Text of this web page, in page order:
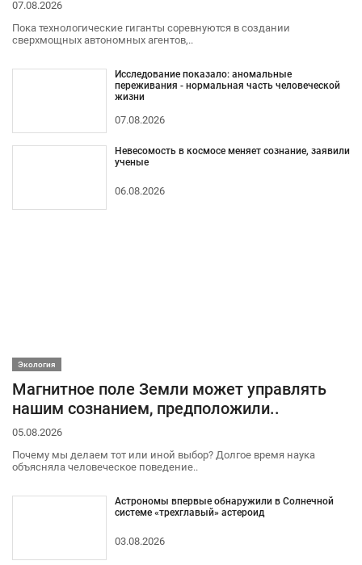
07.08.2026
Пока технологические гиганты соревнуются в создании
сверхмощных автономных агентов,..
Исследование показало: аномальные
переживания - нормальная часть человеческой
жизни
07.08.2026
Невесомость в космосе меняет сознание, заявили
ученые
06.08.2026
Экология
Магнитное поле Земли может управлять
нашим сознанием, предположили..
05.08.2026
Почему мы делаем тот или иной выбор? Долгое время наука
объясняла человеческое поведение..
Астрономы впервые обнаружили в Солнечной
системе «трехглавый» астероид
03.08.2026